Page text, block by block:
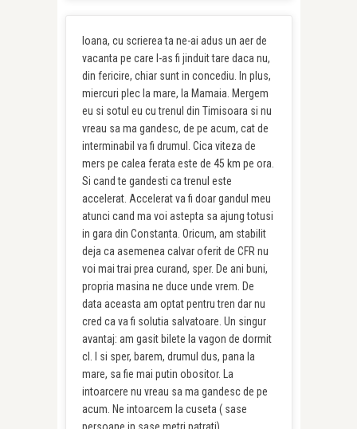
Ioana, cu scrierea ta ne-ai adus un aer de
vacanta pe care l-as fi jinduit tare daca nu,
din fericire, chiar sunt in concediu. In plus,
miercuri plec la mare, la Mamaia. Mergem
eu si sotul eu cu trenul din Timisoara si nu
vreau sa ma gandesc, de pe acum, cat de
interminabil va fi drumul. Cica viteza de
mers pe calea ferata este de 45 km pe ora.
Si cand te gandesti ca trenul este
accelerat. Accelerat va fi doar gandul meu
atunci cand ma voi astepta sa ajung totusi
in gara din Constanta. Oricum, am stabilit
deja ca asemenea calvar oferit de CFR nu
voi mai trai prea curand, sper. De ani buni,
propria masina ne duce unde vrem. De
data aceasta am optat pentru tren dar nu
cred ca va fi solutia salvatoare. Un singur
avantaj: am gasit bilete la vagon de dormit
cl. I si sper, barem, drumul dus, pana la
mare, sa fie mai putin obositor. La
intoarcere nu vreau sa ma gandesc de pe
acum. Ne intoarcem la cuseta ( sase